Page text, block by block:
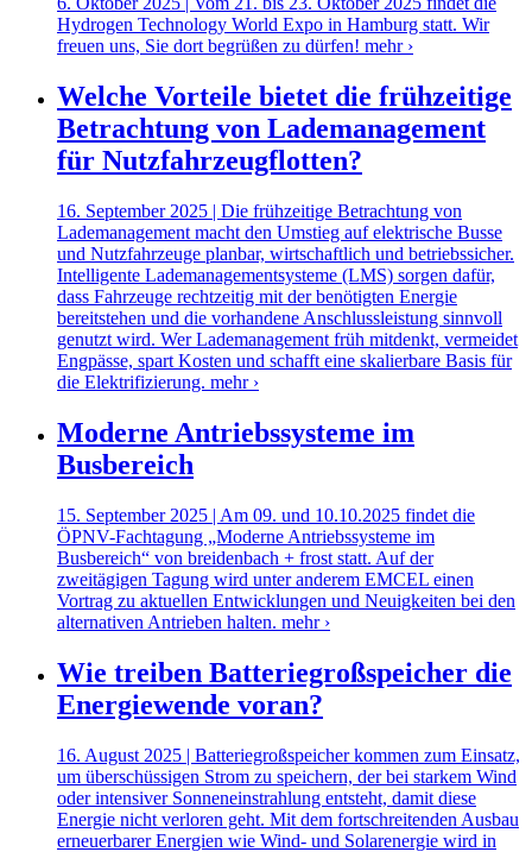
Hydrogen Technology World Expo in Hamburg statt. Wir
freuen uns, Sie dort begrüßen zu dürfen! mehr ›
Welche Vorteile bietet die frühzeitige
Betrachtung von Lademanagement
für Nutzfahrzeugflotten?
16. September 2025 | Die frühzeitige Betrachtung von
Lademanagement macht den Umstieg auf elektrische Busse
und Nutzfahrzeuge planbar, wirtschaftlich und betriebssicher.
Intelligente Lademanagementsysteme (LMS) sorgen dafür,
dass Fahrzeuge rechtzeitig mit der benötigten Energie
bereitstehen und die vorhandene Anschlussleistung sinnvoll
genutzt wird. Wer Lademanagement früh mitdenkt, vermeidet
Engpässe, spart Kosten und schafft eine skalierbare Basis für
die Elektrifizierung. mehr ›
Moderne Antriebssysteme im
Busbereich
15. September 2025 | Am 09. und 10.10.2025 findet die
ÖPNV-Fachtagung „Moderne Antriebssysteme im
Busbereich“ von breidenbach + frost statt. Auf der
zweitägigen Tagung wird unter anderem EMCEL einen
Vortrag zu aktuellen Entwicklungen und Neuigkeiten bei den
alternativen Antrieben halten. mehr ›
Wie treiben Batteriegroßspeicher die
Energiewende voran?
16. August 2025 | Batteriegroßspeicher kommen zum Einsatz,
um überschüssigen Strom zu speichern, der bei starkem Wind
oder intensiver Sonneneinstrahlung entsteht, damit diese
Energie nicht verloren geht. Mit dem fortschreitenden Ausbau
erneuerbarer Energien wie Wind- und Solarenergie wird in